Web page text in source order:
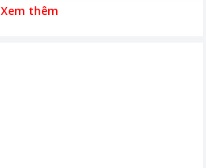
Dàn lạnh: 49/25 dB Dàn nóng: 52 dB
Xem thêm